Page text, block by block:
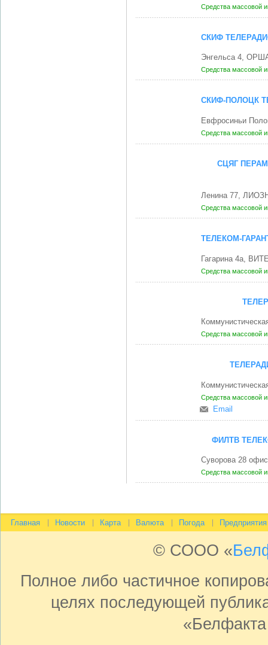
Средства массовой
СКИФ
Энгельса 4,
Средства массовой
СКИФ-ПОЛОЦК
Евфросиньи
Средства массовой
СЦЯГ
Ленина 77,
Средства массовой
ТЕЛЕКОМ-
Гагарина 4а,
Средства массовой
Средства массовой
Средства массовой
Email
ФИЛТВ
Суворова 28
Средства массовой
Главная Новости Карта Валюта Погода Предприятия
© СООО «
Полное либо частичное
целях последующей